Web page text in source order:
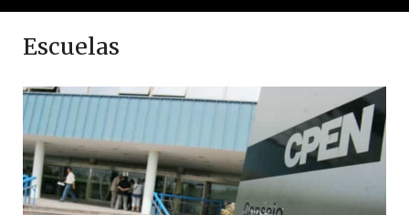
Escuelas